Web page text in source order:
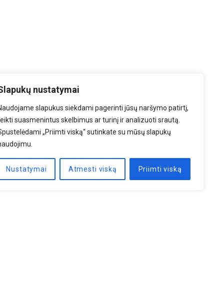
nustatymai
slapukus siekdami pagerinti jūsų naršymo patirtį,
suasmenintus skelbimus ar turinį ir analizuoti srautą.
„Priimti viską“ sutinkate su mūsų slapukų
Nustatymai Atmesti viską Priimti viską